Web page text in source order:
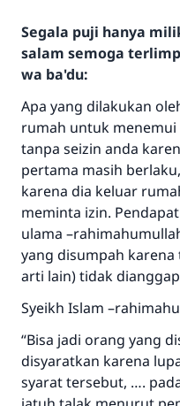
Segala puji hanya
salam semoga
wa ba'du:
Apa yang dilakukan
rumah untuk
tanpa seizin anda
pertama masih
karena dia keluar
meminta izin.
ulama
yang disumpah
arti lain) tidak
Syeikh Islam
“Bisa jadi orang yang
disyaratkan karena
syarat tersebut, ….